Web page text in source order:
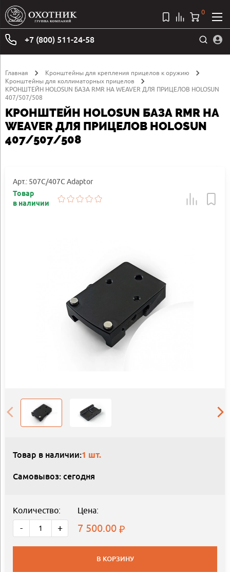
+7 (800) 511-24-58
0
Главная
Кронштейны для крепления прицелов к оружию
Кронштейны для коллиматорных прицелов
КРОНШТЕЙН HOLOSUN БАЗА RMR НА WEAVER ДЛЯ ПРИЦЕЛОВ HOLOSUN
407/507/508
КРОНШТЕЙН HOLOSUN БАЗА RMR НА
WEAVER ДЛЯ ПРИЦЕЛОВ HOLOSUN
407/507/508
Арт.: 507C/407C Adaptor
Товар
в наличии
Товар в наличии:1 шт.
Самовывоз: сегодня
Количество:
- +
Цена:
7 500.00
В КОРЗИНУ